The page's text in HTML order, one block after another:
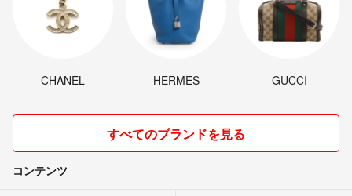
CHANEL HERMES GUCCI
すべてのブランドを見る
コンテンツ